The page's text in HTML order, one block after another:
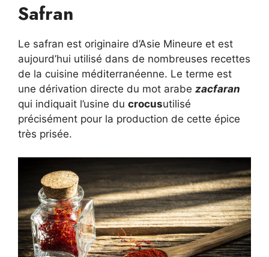
Safran
Le safran est originaire d’Asie Mineure et est
aujourd’hui utilisé dans de nombreuses recettes
de la cuisine méditerranéenne. Le terme est
une dérivation directe du mot arabe zacfaran
qui indiquait l’usine du crocusutilisé
précisément pour la production de cette épice
très prisée.